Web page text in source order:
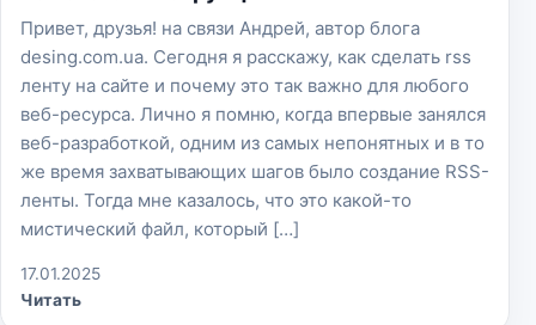
Привет, друзья! на связи Андрей, автор блога
desing.com.ua. Сегодня я расскажу, как сделать rss
ленту на сайте и почему это так важно для любого
веб-ресурса. Лично я помню, когда впервые занялся
веб-разработкой, одним из самых непонятных и в то
же время захватывающих шагов было создание RSS-
ленты. Тогда мне казалось, что это какой-то
мистический файл, который […]
17.01.2025
Читать